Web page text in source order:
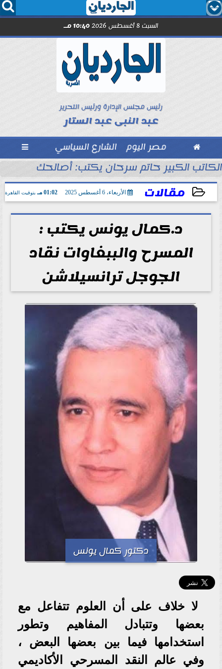
  
السبت 8 أغسطس 2026 10:40 مـ
رئيس مجلس الإدارة ورئيس التحرير
عبد النبى عبد الستار
 مصر اليوم الشارع السياسي 
الكاتب الكبير حاتم سرحان يكتب: أصالحك على إيه
مقالات الأربعاء، 6 أغسطس 2025 01:02 مـ بتوقيت القاهرة
2025-08-06 13:02:50
د.كمال يونس يكتب :
المسرح والببغاوات نقاد
الجوجل ترانسيلاشن
دكتور كمال يونس
لا خلاف على أن العلوم تتفاعل مع
بعضها وتتبادل المفاهيم وتطور
استخدامها فيما بين بعضها البعض ،
وفي عالم النقد المسرحي الأكاديمي